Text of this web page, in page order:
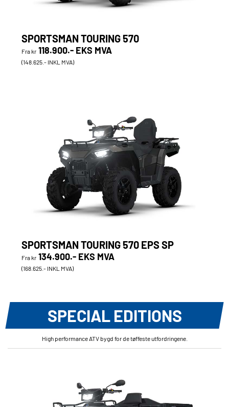
SPORTSMAN TOURING 570
Fra kr 118.900.- EKS MVA
(148.625.- INKL MVA)
SPORTSMAN TOURING 570 EPS SP
Fra kr 134.900.- EKS MVA
(168.625.- INKL MVA)
SPECIAL EDITIONS
High performance ATV bygd for de tøffeste utfordringene.